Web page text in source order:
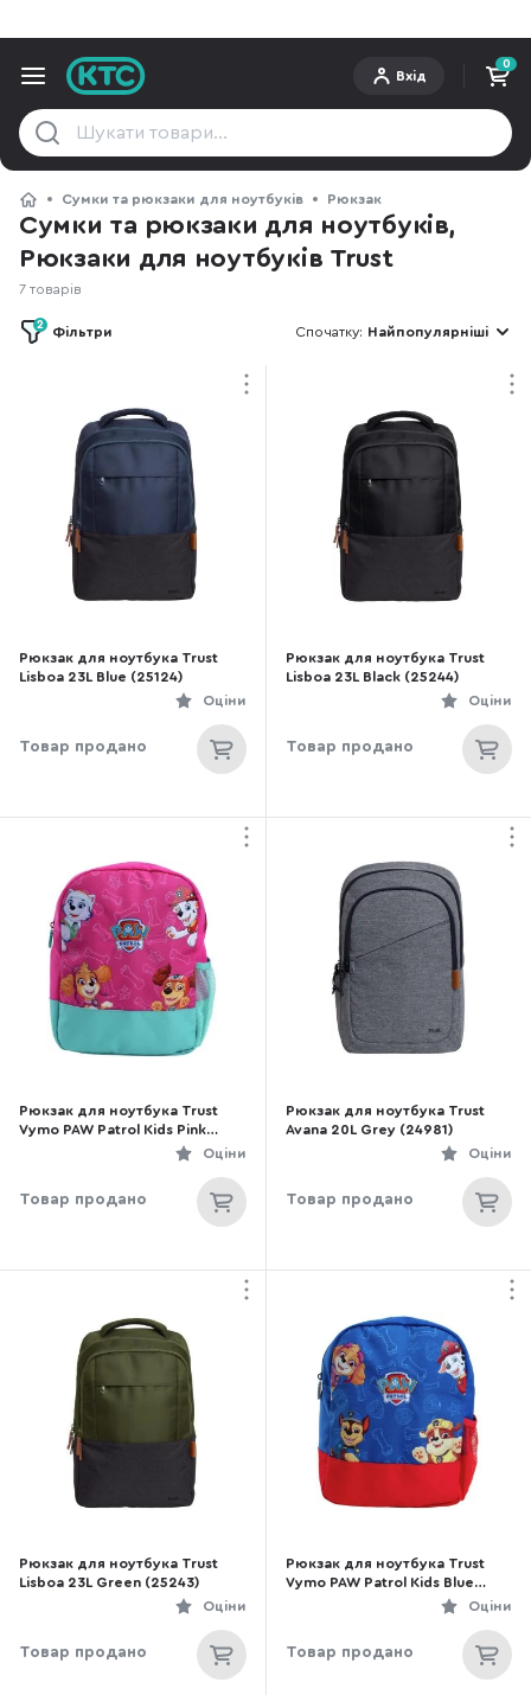
Вхід
0
Сумки та рюкзаки для ноутбуків Рюкзак
Сумки та рюкзаки для ноутбуків,
Рюкзаки для ноутбуків Trust
7 товарів
Фільтри
2 Спочатку: Найпопулярніші
Рюкзак для ноутбука Trust
Lisboa 23L Blue (25124)
Оціни
Товар продано
Рюкзак для ноутбука Trust
Lisboa 23L Black (25244)
Оціни
Товар продано
Рюкзак для ноутбука Trust
Vymo PAW Patrol Kids Pink
Оціни
Товар продано
Рюкзак для ноутбука Trust
Avana 20L Grey (24981)
Оціни
Товар продано
Рюкзак для ноутбука Trust
Lisboa 23L Green (25243)
Оціни
Товар продано
Рюкзак для ноутбука Trust
Vymo PAW Patrol Kids Blue
Оціни
Товар продано